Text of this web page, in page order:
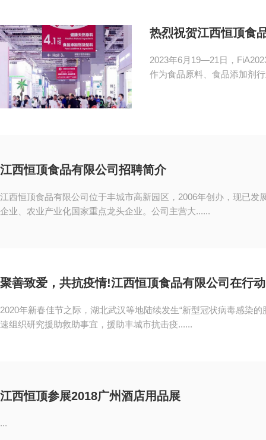
热烈祝贺江西恒顶食
2023年6月19—21日，
作为食品原料、食品添加剂
江西恒顶食品有限公司招聘简介
江西恒顶食品有限公司位于丰城市高新园区，2006年创办，现已
企业、农业产业化国家重点龙头企业。公司主营大......
聚善致爱，共抗疫情!江西恒顶食品有限公司在行动
2020年新春佳节之际，湖北武汉等地陆续发生“新型冠状病毒感染
速组织研究援助救助事宜，援助丰城市抗击疫......
江西恒顶参展2018广州酒店用品展
...